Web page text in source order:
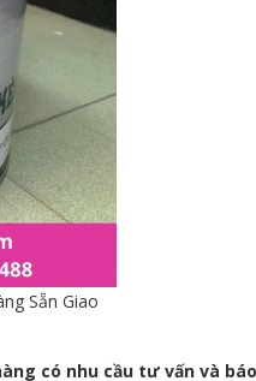
Sẵn Giao
có nhu cầu tư vấn và